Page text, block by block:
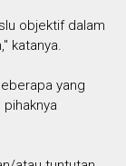
objektif dalam
katanya.
yang